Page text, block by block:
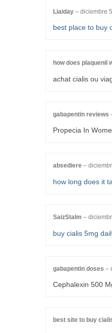
Liaiday – diciembre
best place to buy
how does plaquenil
achat cialis ou
gabapentin reviews
Propecia In
absediere –
how long does it
SaizStalm –
buy cialis 5mg
gabapentin doses –
Cephalexin 500
best site to buy